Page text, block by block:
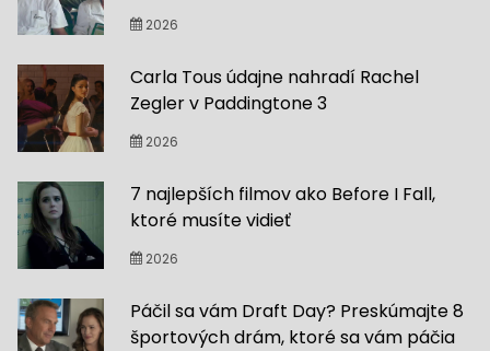
2026
Carla Tous údajne nahradí Rachel
Zegler v Paddingtone 3
2026
7 najlepších filmov ako Before I Fall,
ktoré musíte vidieť
2026
Páčil sa vám Draft Day? Preskúmajte 8
športových drám, ktoré sa vám páčia